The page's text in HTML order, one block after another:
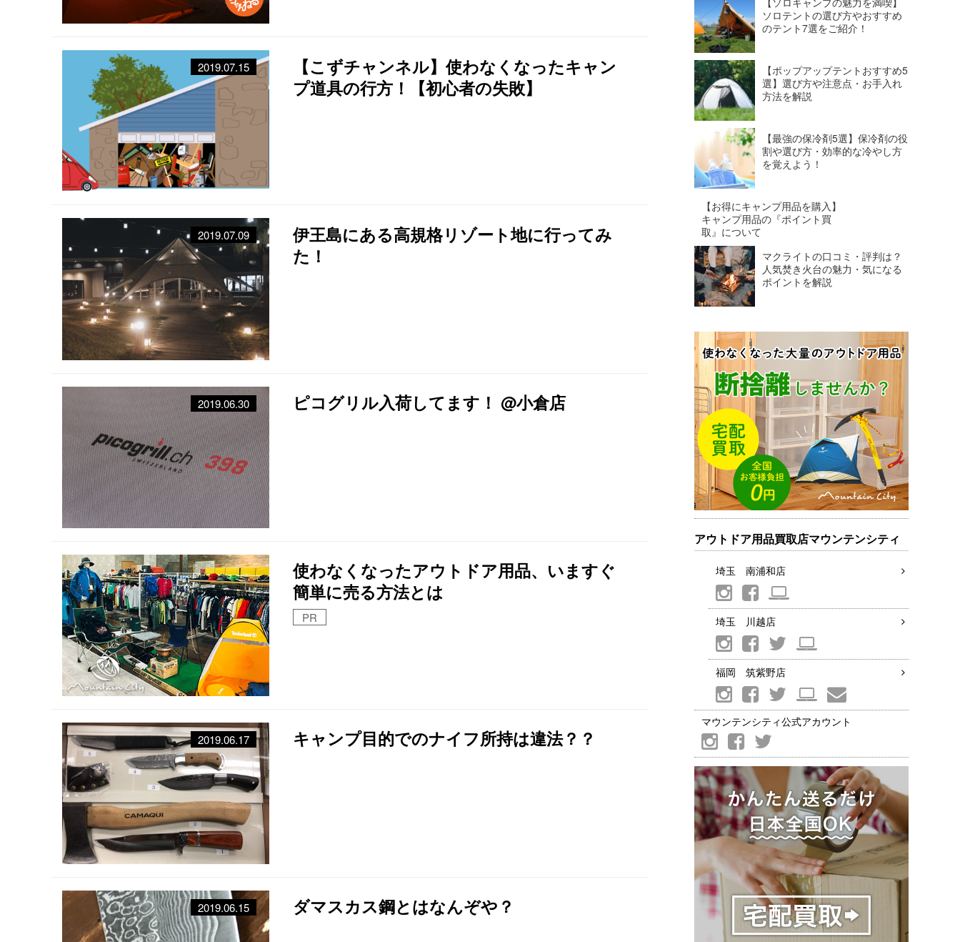
【こずチャンネル】使わなくなったキャン
プ道具の行方！【初心者の失敗】
2019.07.15
伊王島にある高規格リゾート地に行ってみ
た！
2019.07.09
ピコグリル入荷してます！ @小倉店
2019.06.30
使わなくなったアウトドア用品、いますぐ
簡単に売る方法とは
PR
キャンプ目的でのナイフ所持は違法？？
2019.06.17
ダマスカス鋼とはなんぞや？
2019.06.15
ソロテントの選び方やおすすめ
のテント7選をご紹介！
【ポップアップテントおすすめ5
選】選び方や注意点・お手入れ
方法を解説
【最強の保冷剤5選】保冷剤の役
割や選び方・効率的な冷やし方
を覚えよう！
【お得にキャンプ用品を購入】
キャンプ用品の『ポイント買
取』について
マクライトの口コミ・評判は？
人気焚き火台の魅力・気になる
ポイントを解説
アウトドア用品買取店マウンテンシティ
埼玉 南浦和店
埼玉 川越店
福岡 筑紫野店
マウンテンシティ公式アカウント